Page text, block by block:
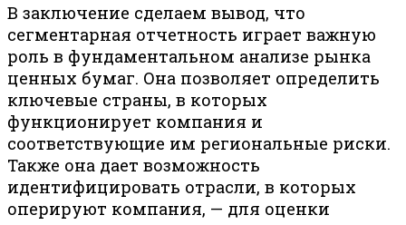
В заключение сделаем вывод, что
сегментарная отчетность играет важную
роль в фундаментальном анализе рынка
ценных бумаг. Она позволяет определить
ключевые страны, в которых
функционирует компания и
соответствующие им региональные риски.
Также она дает возможность
идентифицировать отрасли, в которых
оперируют компания, — для оценки